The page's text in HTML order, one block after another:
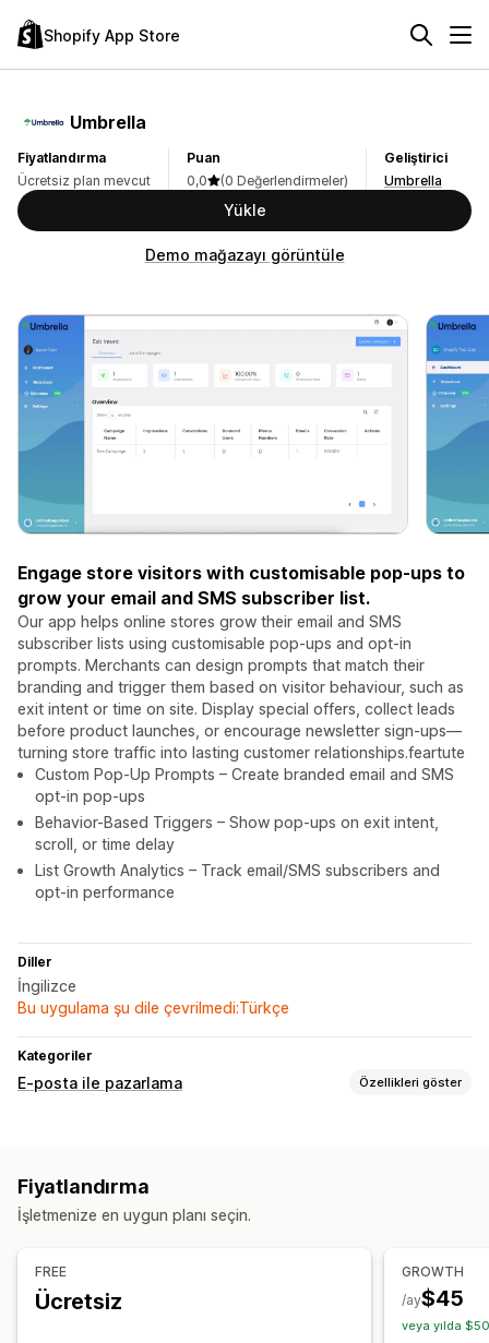
Shopify App Store
Umbrella
Fiyatlandırma
Ücretsiz plan mevcut
Puan
0,0
(0 Değerlendirmeler)
Geliştirici
Umbrella
Yükle
Demo mağazayı görüntüle
Engage store visitors with customisable pop-ups to
grow your email and SMS subscriber list.
Our app helps online stores grow their email and SMS
subscriber lists using customisable pop-ups and opt-in
prompts. Merchants can design prompts that match their
branding and trigger them based on visitor behaviour, such as
exit intent or time on site. Display special offers, collect leads
before product launches, or encourage newsletter sign-ups—
turning store traffic into lasting customer relationships.feartute
Custom Pop-Up Prompts – Create branded email and SMS
opt-in pop-ups
Behavior-Based Triggers – Show pop-ups on exit intent,
scroll, or time delay
List Growth Analytics – Track email/SMS subscribers and
opt-in performance
Diller
İngilizce
Bu uygulama şu dile çevrilmedi:Türkçe
Kategoriler
E-posta ile pazarlama Özellikleri göster
Kampanyaları yönetme
Fiyatlandırma
İşletmenize en uygun planı seçin.
FREE
Ücretsiz
GROWTH
$45
/ay
veya yılda